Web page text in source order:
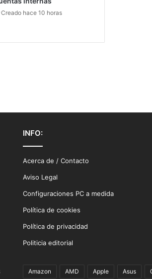
Creado hace 10 horas
INFO:
Acerca de / Contacto
Aviso Legal
Configuraciones PC a medida
Política de cookies
Política de privacidad
Politicia editorial
Amazon AMD Apple Asus